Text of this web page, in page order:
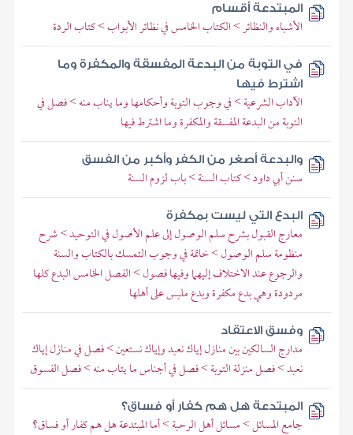
المبتدعة أقسام
الأشباه والنظائر > الكتاب الخامس في نظائر الأبواب > كتاب الردة
في التوبة من البدعة المفسقة والمكفرة وما
اشترط فيها
الآداب الشرعية > في وجوب التوبة وأحكامها وما يناب منه > فصل في
التوبة من البدعة المفسقة والمكفرة وما اشترط فيها
والبدعة أصغر من الكفر وأكبر من الفسق
سنن أبي داود > كتاب السنة > باب لزوم السنة
البدع التي ليست بمكفرة
معارج القبول بشرح سلم الوصول إلى علم الأصول في التوحيد > شرح
منظومة سلم الوصول > خاتمة في وجوب التمسك بالكتاب والسنة
والرجوع عند الاختلاف إليهما وفيها فصول > الفصل الخامس البدع كلها
مردودة وهي بدع مكفرة وبدع ملبس على أهلها
وفسق الاعتقاد
مدارج السالكين بين منازل إياك نعبد وإياك نستعين > فصل في منازل إياك
نعبد > فصل منزلة التوبة > فصل في أجناس ما يتاب منه > فصل الفسوق
المبتدعة هل هم كفار أو فساق؟
جامع المسائل > مسائل أهل الرحبة > أما المبتدعة هل هم كفار أو فساق؟